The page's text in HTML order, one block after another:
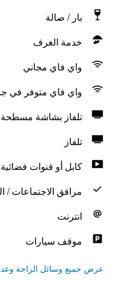
بار / صالة
خدمة الغرف
واي فاي مجاني
واي فاي متوفر في
تلفاز بشاشة مسطحة
تلفاز
كابل أو قنوات فضائية
مرافق الاجتماعات /
انترنت
موقف سيارات
عرض جميع وسائل الراحة